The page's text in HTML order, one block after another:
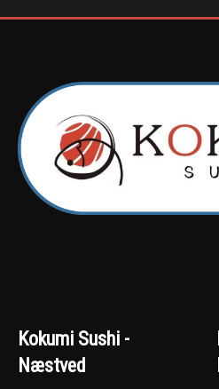
Kokumi Sushi -
Næstved